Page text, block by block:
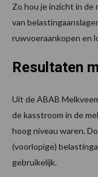
Zo hou je inzicht in
van
ruwvoeraankopen en
Resultaten
Uit de ABAB
de kasstroom in de
hoog niveau waren.
(voorlopige)
gebruikelijk.